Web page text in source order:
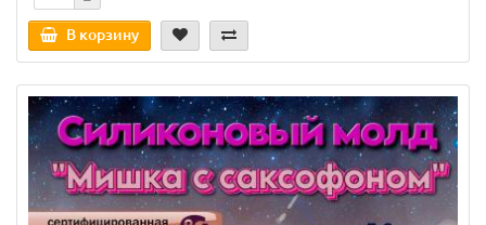
В корзину